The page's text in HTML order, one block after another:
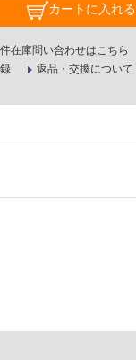
カートに入れる
在庫問い合わせはこちら
返品・交換について